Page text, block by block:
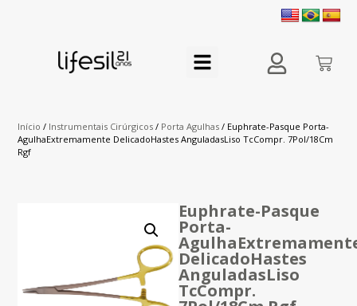
Início / Instrumentais Cirúrgicos / Porta Agulhas / Euphrate-Pasque Porta-
AgulhaExtremamente DelicadoHastes AnguladasLiso TcCompr. 7Pol/18Cm
Rgf
Euphrate-Pasque
Porta-
DelicadoHastes
AnguladasLiso
TcCompr.